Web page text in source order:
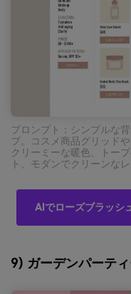
プロンプト：シンプルな
プ。コスメ商品グリッド
クリーミーな暖色、トー
ト、モダンでクリーンな
AIでローズブラッシ
9) ガーデンパーテ